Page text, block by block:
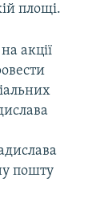
площі.
акції
пошту